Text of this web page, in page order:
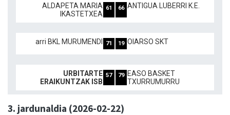
ALDAPETA MARIA
IKASTETXEA
61 66 ANTIGUA LUBERRI K.E.
arri BKL MURUMENDI 71 19 OIARSO SKT
URBITARTE
ERAIKUNTZAK ISB
57 79
EASO BASKET
TXURRUMURRU
3. jardunaldia (2026-02-22)